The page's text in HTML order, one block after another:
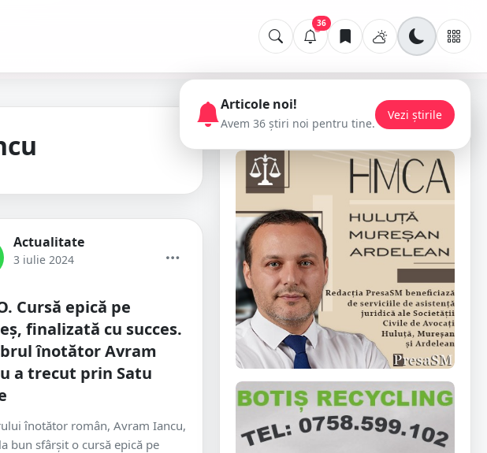
36
Actualitate
3 iulie 2024
Cursă epică pe
finalizată cu succes.
înotător Avram
a trecut prin Satu
înotător român, Avram Iancu,
bun sfârșit o cursă epică pe
📢 Publicitate
Articole noi!
Avem 36 știri noi pentru tine.
Vezi știrile